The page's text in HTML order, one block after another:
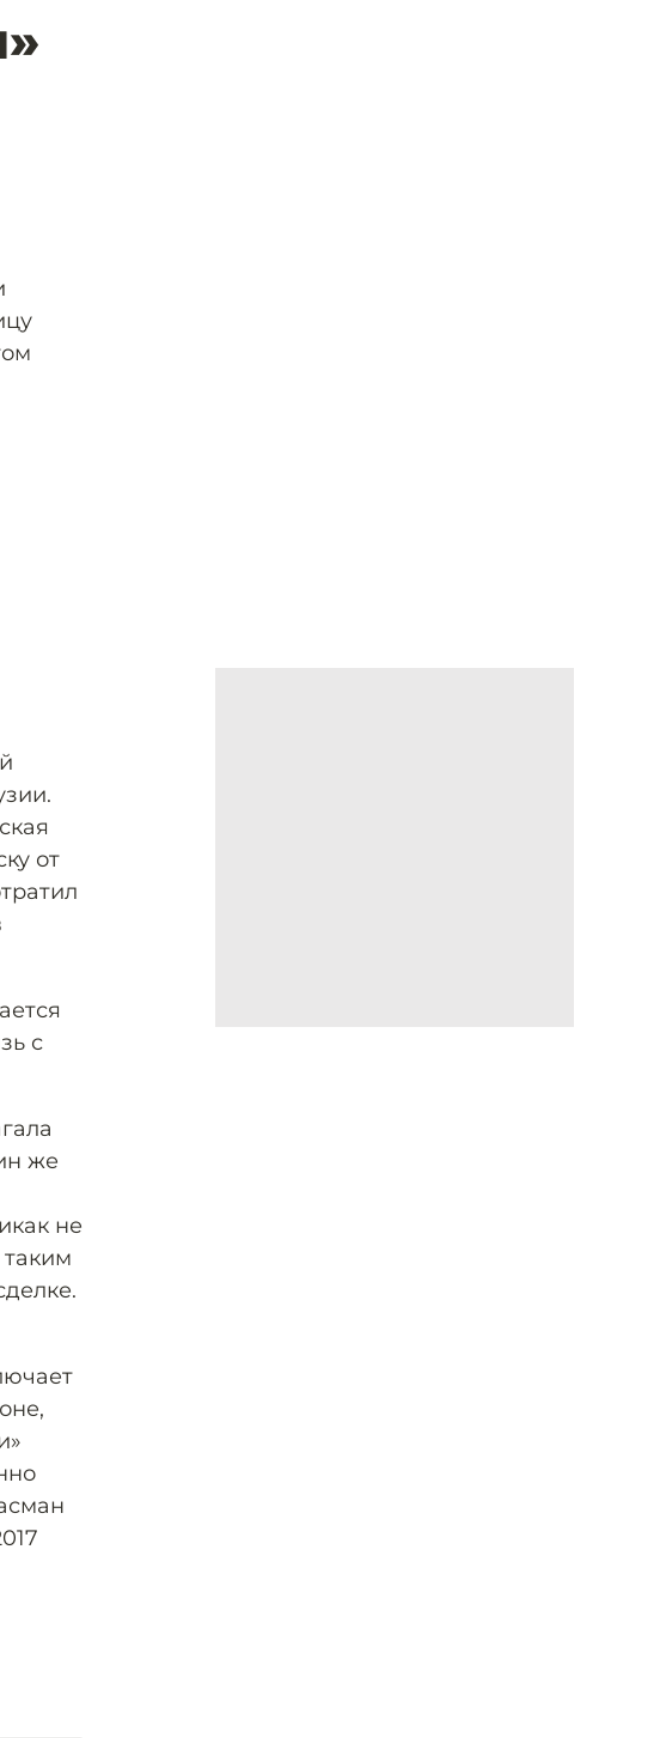
от
с
же
не